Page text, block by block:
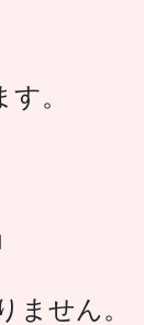
。
ません。